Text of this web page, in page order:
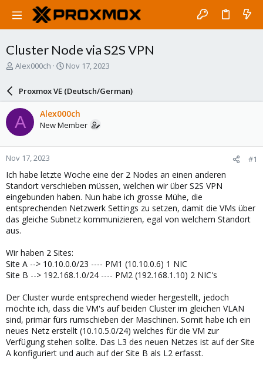
Cluster Node via S2S VPN
T
a
d
s
t
a
r
t
e
r
Alex000ch
S
a
r
d
a
e
Nov 17, 2023
Proxmox VE (Deutsch/German)
A Alex000ch
New Member
Nov 17, 2023 #1
Ich habe letzte Woche eine der 2 Nodes an einen anderen
Standort verschieben müssen, welchen wir über S2S VPN
eingebunden haben. Nun habe ich grosse Mühe, die
entsprechenden Netzwerk Settings zu setzen, damit die VMs über
das gleiche Subnetz kommunizieren, egal von welchem Standort
aus.
Wir haben 2 Sites:
Site A --> 10.10.0.0/23 ---- PM1 (10.10.0.6) 1 NIC
Site B --> 192.168.1.0/24 ---- PM2 (192.168.1.10) 2 NIC's
Der Cluster wurde entsprechend wieder hergestellt, jedoch
möchte ich, dass die VM's auf beiden Cluster im gleichen VLAN
sind, primär fürs rumschieben der Maschinen. Somit habe ich ein
neues Netz erstellt (10.10.5.0/24) welches für die VM zur
Verfügung stehen sollte. Das L3 des neuen Netzes ist auf der Site
A konfiguriert und auch auf der Site B als L2 erfasst.